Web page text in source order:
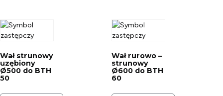
Wał strunowy
uzębiony
Ø500 do BTH
50
Wał rurowo –
strunowy
Ø600 do BTH
60